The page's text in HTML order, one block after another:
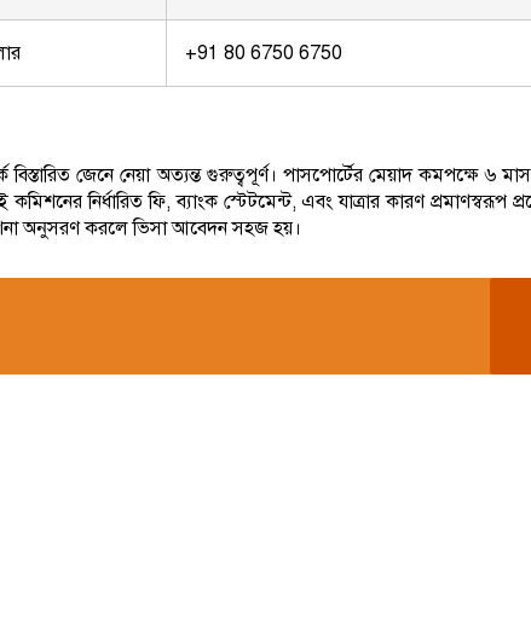
+91 80 6750 6750
জেনে নেয়া অত্যন্ত গুরুত্বপূর্ণ। পাসপোর্টের মেয়াদ কমপক্ষে ৬
নির্ধারিত ফি, ব্যাংক স্টেটমেন্ট, এবং যাত্রার কারণ প্রমাণস্বরূপ
অনুসরণ করলে ভিসা আবেদন সহজ হয়।